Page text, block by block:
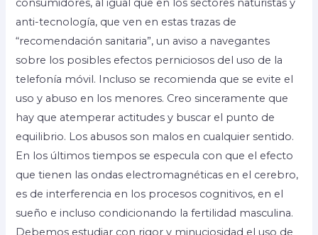
consumidores, al igual que en los sectores naturistas y
anti-tecnología, que ven en estas trazas de
“recomendación sanitaria”, un aviso a navegantes
sobre los posibles efectos perniciosos del uso de la
telefonía móvil. Incluso se recomienda que se evite el
uso y abuso en los menores. Creo sinceramente que
hay que atemperar actitudes y buscar el punto de
equilibrio. Los abusos son malos en cualquier sentido.
En los últimos tiempos se especula con que el efecto
que tienen las ondas electromagnéticas en el cerebro,
es de interferencia en los procesos cognitivos, en el
sueño e incluso condicionando la fertilidad masculina.